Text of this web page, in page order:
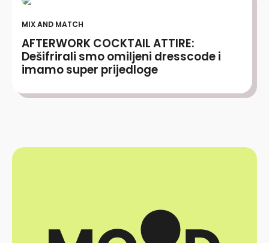
MIX AND MATCH
AFTERWORK COCKTAIL ATTIRE:
Dešifrirali smo omiljeni dresscode i
imamo super prijedloge